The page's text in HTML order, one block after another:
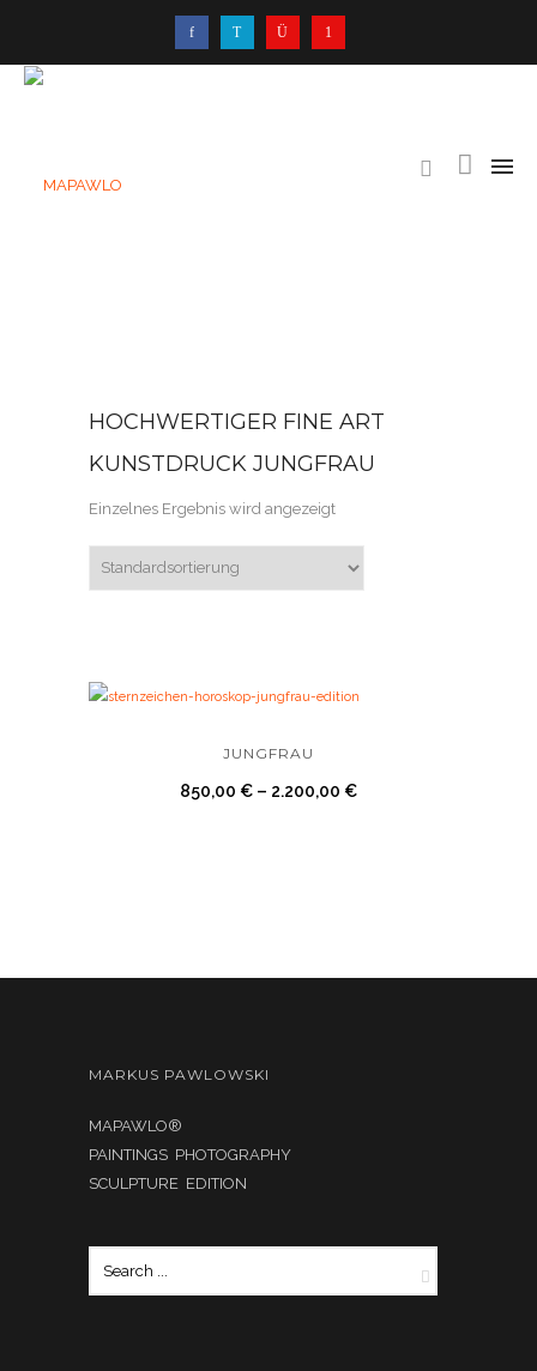
HOCHWERTIGER FINE ART
KUNSTDRUCK JUNGFRAU
Einzelnes Ergebnis wird angezeigt
JUNGFRAU
850,00 € – 2.200,00 €
MARKUS PAWLOWSKI
MAPAWLO®
PAINTINGS PHOTOGRAPHY
SCULPTURE EDITION